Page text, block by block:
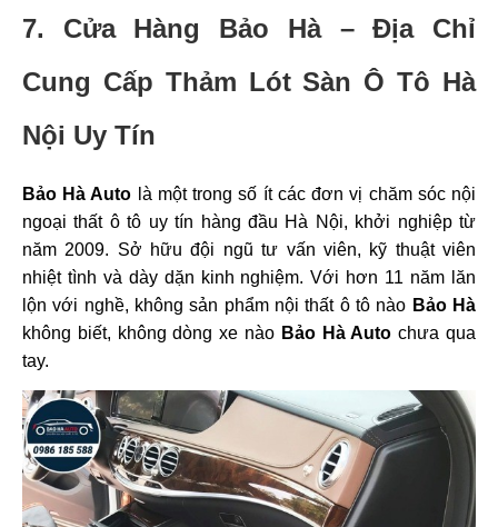
7. Cửa Hàng Bảo Hà – Địa Chỉ
Cung Cấp Thảm Lót Sàn Ô Tô Hà
Nội Uy Tín
Bảo Hà Auto là một trong số ít các đơn vị chăm sóc nội
ngoại thất ô tô uy tín hàng đầu Hà Nội, khởi nghiệp từ
năm 2009. Sở hữu đội ngũ tư vấn viên, kỹ thuật viên
nhiệt tình và dày dặn kinh nghiệm. Với hơn 11 năm lăn
lộn với nghề, không sản phẩm nội thất ô tô nào Bảo Hà
không biết, không dòng xe nào Bảo Hà Auto chưa qua
tay.